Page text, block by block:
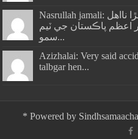
Nasrullah jamali: گورنر عمران اسماعيل جھڙا نااهل
اعظم پاڪستان جي ٽيم
سمو...
Azizhalai: Very said
talbgar hen...
* Powered by